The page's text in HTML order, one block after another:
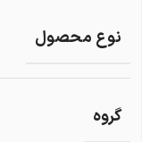
نوع محصول
گروه